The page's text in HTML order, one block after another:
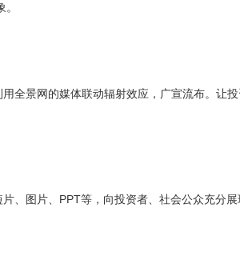
全景网的媒体联动辐射效应，广宣流布。让
、图片、PPT等，向投资者、社会公众充分